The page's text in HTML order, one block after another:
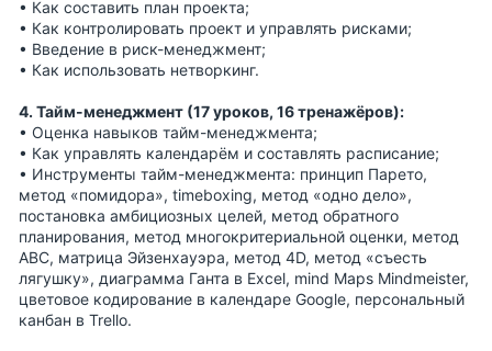
• Как составить план проекта;
• Как контролировать проект и управлять рисками;
• Введение в риск-менеджмент;
• Как использовать нетворкинг.
4. Тайм-менеджмент (17 уроков, 16 тренажёров):
• Оценка навыков тайм-менеджмента;
• Как управлять календарём и составлять расписание;
• Инструменты тайм-менеджмента: принцип Парето,
метод «помидора», timeboxing, метод «одно дело»,
постановка амбициозных целей, метод обратного
планирования, метод многокритериальной оценки, метод
ABC, матрица Эйзенхауэра, метод 4D, метод «съесть
лягушку», диаграмма Ганта в Excel, mind Maps Mindmeister,
цветовое кодирование в календаре Google, персональный
канбан в Trello.